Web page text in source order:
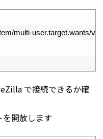
/multi-user.target.wants/
で接続できるか確
開放します